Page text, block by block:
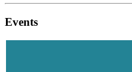
Events